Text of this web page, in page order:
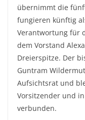
übernimmt die
fungieren künftig
Verantwortung für
dem Vorstand
Dreierspitze. Der
Guntram
Aufsichtsrat und
Vorsitzender und
verbunden.